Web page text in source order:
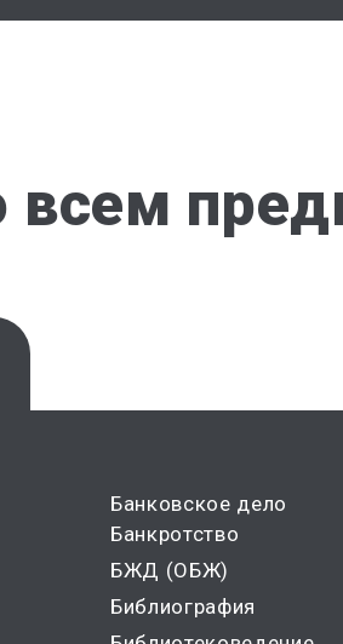
всем
Банковское дело
Банкротство
БЖД (ОБЖ)
Библиография